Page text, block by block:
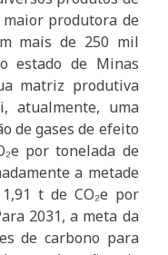
produtora de
mais de 250 mil
estado de Minas
matriz produtiva
atualmente, uma
de gases de efeito
por tonelada de
a metade
t de CO₂e por
2031, a meta da
de carbono para